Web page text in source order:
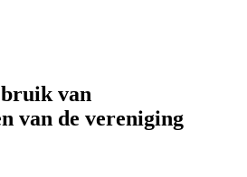
van
van de vereniging